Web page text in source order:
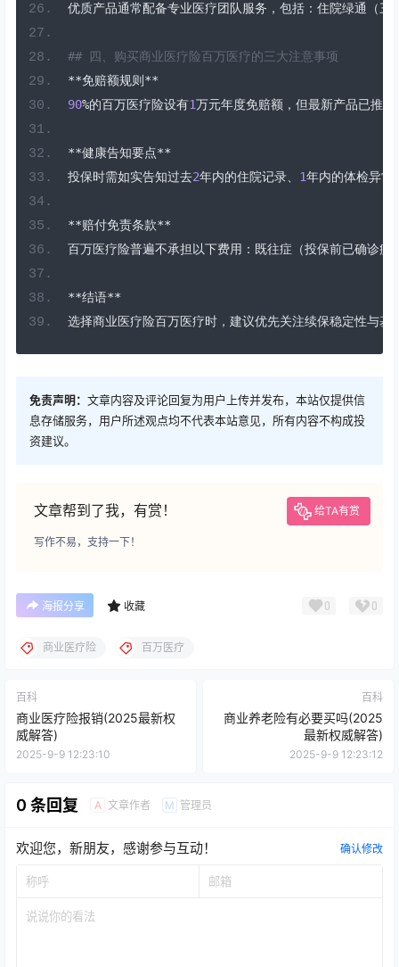
优质产品通常配备专业医疗团队服务，包括：住院绿通（
## 四、购买商业医疗险百万医疗的三大注意事项
**免赔额规则**
90%的百万医疗险设有1万元年度免赔额，但最新产品已推
**健康告知要点**
投保时需如实告知过去2年内的住院记录、 1年内的体检异常
**赔付免责条款**
百万医疗险普遍不承担以下费用：既往症（投保前已确诊
**结语**
选择商业医疗险百万医疗时，建议优先关注续保稳定性与
免责声明： 文章内容及评论回复为用户上传并发布，本站仅提供信
息存储服务，用户所述观点均不代表本站意见，所有内容不构成投
资建议。
文章帮到了我，有赏！ 给TA有赏
写作不易，支持一下！
海报分享 收藏 0 0
商业医疗险 百万医疗
百科
商业医疗险报销(2025最新权
威解答)
2025-9-9 12:23:10
百科
商业养老险有必要买吗(2025
最新权威解答)
2025-9-9 12:23:12
0 条回复 A 文章作者 M 管理员
欢迎您，新朋友，感谢参与互动！ 确认修改